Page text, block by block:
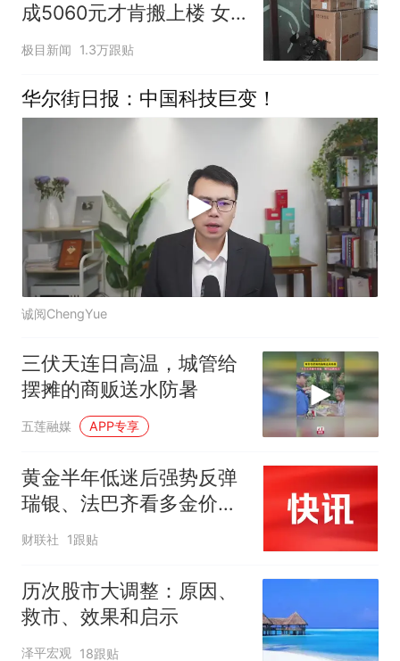
成5060元才肯搬上楼 女
子傻眼
极目新闻 1.3万跟贴
华尔街日报：中国科技巨变！
诚阅ChengYue
三伏天连日高温，城管给
摆摊的商贩送水防暑
五莲融媒 APP专享
黄金半年低迷后强势反弹
瑞银、法巴齐看多金价冲
击5000美元
财联社 1跟贴
历次股市大调整：原因、
救市、效果和启示
泽平宏观 18跟贴